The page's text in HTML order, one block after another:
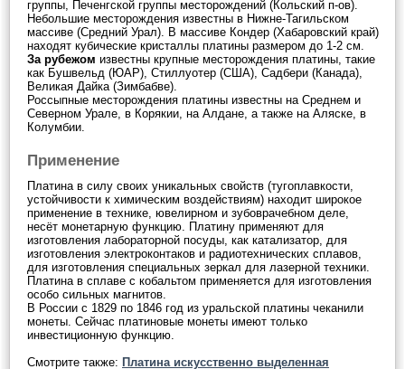
группы, Печенгской группы месторождений (Кольский п-ов).
Небольшие месторождения известны в Нижне-Тагильском
массиве (Средний Урал). В массиве Кондер (Хабаровский край)
находят кубические кристаллы платины размером до 1-2 см.
За рубежом известны крупные месторождения платины, такие
как Бушвельд (ЮАР), Стиллуотер (США), Садбери (Канада),
Великая Дайка (Зимбабве).
Россыпные месторождения платины известны на Среднем и
Северном Урале, в Корякии, на Алдане, а также на Аляске, в
Колумбии.
Применение
Платина в силу своих уникальных свойств (тугоплавкости,
устойчивости к химическим воздействиям) находит широкое
применение в технике, ювелирном и зубоврачебном деле,
несёт монетарную функцию. Платину применяют для
изготовления лабораторной посуды, как катализатор, для
изготовления электроконтаков и радиотехнических сплавов,
для изготовления специальных зеркал для лазерной техники.
Платина в сплаве с кобальтом применяется для изготовления
особо сильных магнитов.
В России с 1829 по 1846 год из уральской платины чеканили
монеты. Сейчас платиновые монеты имеют только
инвестиционную функцию.
Смотрите также: Платина искусственно выделенная